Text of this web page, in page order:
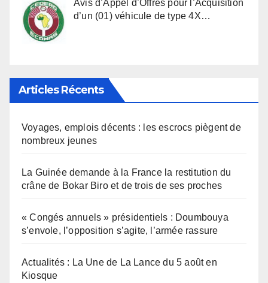
Avis d’Appel d’Offres pour l’Acquisition
d’un (01) véhicule de type 4X…
Articles Récents
Voyages, emplois décents : les escrocs piègent de
nombreux jeunes
La Guinée demande à la France la restitution du
crâne de Bokar Biro et de trois de ses proches
« Congés annuels » présidentiels : Doumbouya
s’envole, l’opposition s’agite, l’armée rassure
Actualités : La Une de La Lance du 5 août en
Kiosque